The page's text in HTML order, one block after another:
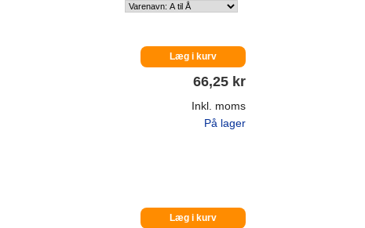
Læg i kurv
66,25 kr
Inkl. moms
På lager
Læg i kurv